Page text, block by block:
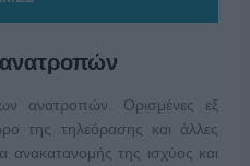
ανατροπών. Ορισμένες εξ
της τηλεόρασης και άλλες
ανακατανομής της ισχύος και